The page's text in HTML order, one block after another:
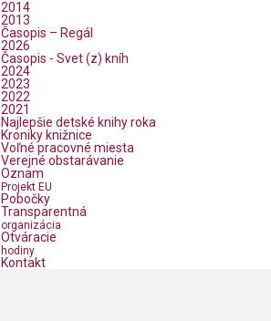
2014
2013
Časopis – Regál
2026
Časopis - Svet (z) kníh
2024
2023
2022
2021
Najlepšie detské knihy roka
Kroniky knižnice
Voľné pracovné miesta
Verejné obstarávanie
Oznam
Projekt EU
Pobočky
Transparentná
organizácia
Otváracie
hodiny
Kontakt